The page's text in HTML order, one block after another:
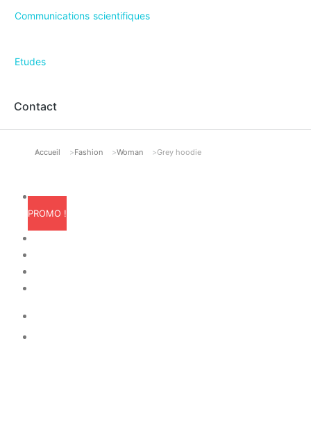
Communications scientifiques
Etudes
Contact
Vous êtes ici :
Accueil Fashion Woman Grey hoodie
PROMO !